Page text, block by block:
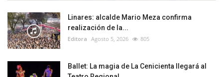
Linares: alcalde Mario Meza confirma
realización de la...
Editora Agosto 5, 2026 805
Ballet: La magia de La Cenicienta llegará al